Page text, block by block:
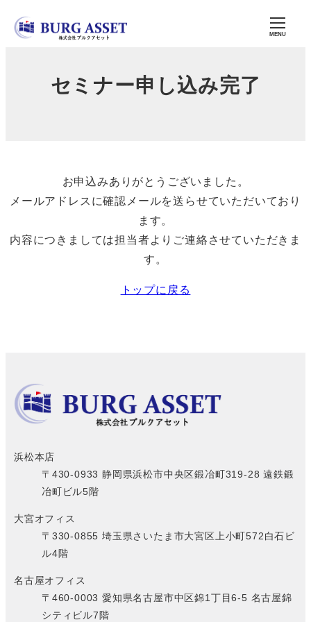
イ
動
MENU
セミナー申し込み完了
お申込みありがとうございました。
メールアドレスに確認メールを送らせていただいており
ます。
内容につきましては担当者よりご連絡させていただきま
す。
トップに戻る
浜松本店
〒430-0933 静岡県浜松市中央区鍛冶町319-28遠鉄鍛
冶町ビル5階
大宮オフィス
〒330-0855 埼玉県さいたま市大宮区上小町572白石ビ
ル4階
名古屋オフィス
〒460-0003 愛知県名古屋市中区錦1丁目6-5 名古屋錦
シティビル7階